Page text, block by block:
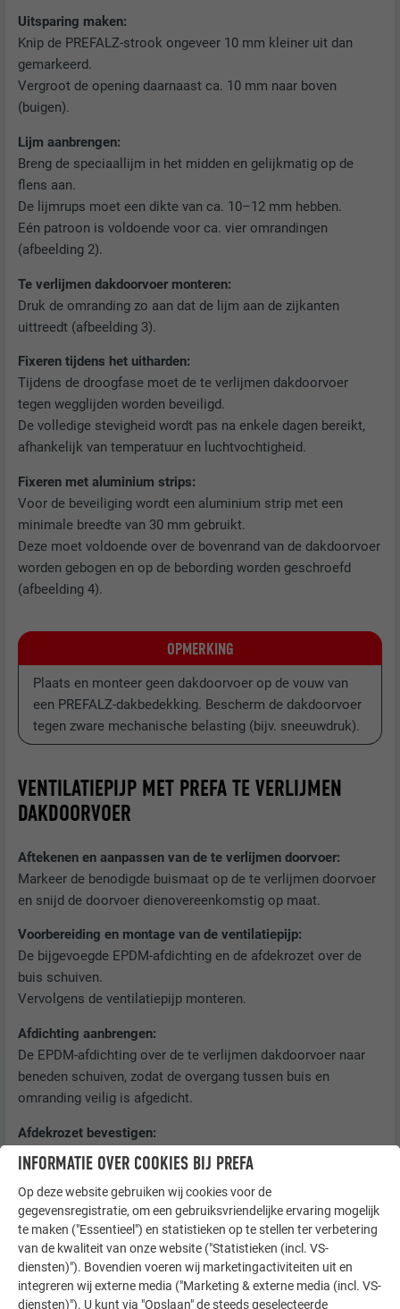
Uitsparing maken:
Knip de PREFALZ-strook ongeveer 10 mm kleiner uit dan
gemarkeerd.
Vergroot de opening daarnaast ca. 10 mm naar boven
(buigen).
Lijm aanbrengen:
Breng de speciaallijm in het midden en gelijkmatig op de
flens aan.
De lijmrups moet een dikte van ca. 10–12 mm hebben.
Eén patroon is voldoende voor ca. vier omrandingen
(afbeelding 2).
Te verlijmen dakdoorvoer monteren:
Druk de omranding zo aan dat de lijm aan de zijkanten
uittreedt (afbeelding 3).
Fixeren tijdens het uitharden:
Tijdens de droogfase moet de te verlijmen dakdoorvoer
tegen wegglijden worden beveiligd.
De volledige stevigheid wordt pas na enkele dagen bereikt,
afhankelijk van temperatuur en luchtvochtigheid.
Fixeren met aluminium strips:
Voor de beveiliging wordt een aluminium strip met een
minimale breedte van 30 mm gebruikt.
Deze moet voldoende over de bovenrand van de dakdoorvoer
worden gebogen en op de bebording worden geschroefd
(afbeelding 4).
OPMERKING
Plaats en monteer geen dakdoorvoer op de vouw van
een PREFALZ-dakbedekking. Bescherm de dakdoorvoer
tegen zware mechanische belasting (bijv. sneeuwdruk).
VENTILATIEPIJP MET PREFA TE VERLIJMEN
DAKDOORVOER
Aftekenen en aanpassen van de te verlijmen doorvoer:
Markeer de benodigde buismaat op de te verlijmen doorvoer
en snijd de doorvoer dienovereenkomstig op maat.
Voorbereiding en montage van de ventilatiepijp:
De bijgevoegde EPDM-afdichting en de afdekrozet over de
buis schuiven.
Vervolgens de ventilatiepijp monteren.
Afdichting aanbrengen:
De EPDM-afdichting over de te verlijmen dakdoorvoer naar
beneden schuiven, zodat de overgang tussen buis en
omranding veilig is afgedicht.
Afdekrozet bevestigen:
Schuif de afdekrozet over de EPDM-afdichting en zet deze op
INFORMATIE OVER COOKIES BIJ PREFA
Op deze website gebruiken wij cookies voor de
gegevensregistratie, om een gebruiksvriendelijke ervaring mogelijk
te maken ("Essentieel") en statistieken op te stellen ter verbetering
van de kwaliteit van onze website ("Statistieken (incl. VS-
diensten)"). Bovendien voeren wij marketingactiviteiten uit en
integreren wij externe media ("Marketing & externe media (incl. VS-
diensten)"). U kunt via "Opslaan" de steeds geselecteerde